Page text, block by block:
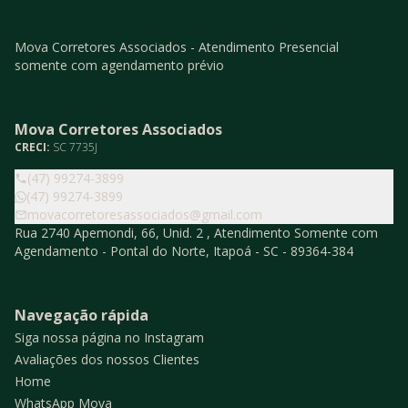
Mova Corretores Associados - Atendimento Presencial
somente com agendamento prévio
Mova Corretores Associados
CRECI: SC 7735J
(47) 99274-3899
(47) 99274-3899
movacorretoresassociados@gmail.com
Rua 2740 Apemondi, 66, Unid. 2 , Atendimento Somente com
Agendamento - Pontal do Norte, Itapoá - SC - 89364-384
Navegação rápida
Siga nossa página no Instagram
Avaliações dos nossos Clientes
Home
WhatsApp Mova